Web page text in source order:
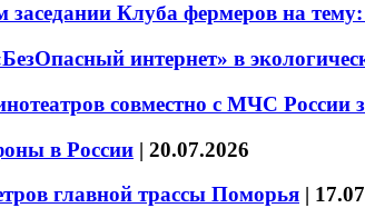
Клуба фермеров на
интернет» в
совместно с МЧС России
в России | 20.07.2026
главной трассы Поморья |